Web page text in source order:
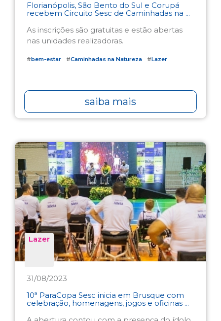
Florianópolis, São Bento do Sul e Corupá
recebem Circuito Sesc de Caminhadas na ...
As inscrições são gratuitas e estão abertas
nas unidades realizadoras.
#bem-estar #Caminhadas na Natureza #Lazer
saiba mais
Lazer
31/08/2023
10ª ParaCopa Sesc inicia em Brusque com
celebração, homenagens, jogos e oficinas ...